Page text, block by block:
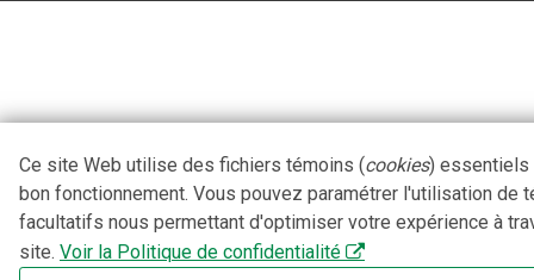
Ce site Web utilise des fichiers témoins (cookies) essentiels
bon fonctionnement. Vous pouvez paramétrer l'utilisation de
facultatifs nous permettant d'optimiser votre expérience à
site. Voir la Politique de confidentialité